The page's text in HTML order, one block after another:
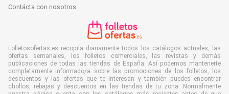
Contácta con nosotros
Folletosofertas.es recopila diariamente todos los catálogos actuales, las
ofertas semanales, los folletos comerciales, las revistas y demás
publicaciones de todas las tiendas de España. Así podemos mantenerte
completamente informado/a sobre las promociones de los folletos, los
descuentos y las ofertas que te interesan y también puedes encontrar
chollos, rebajas y descuentos en las tiendas de tu zona. Normalmente